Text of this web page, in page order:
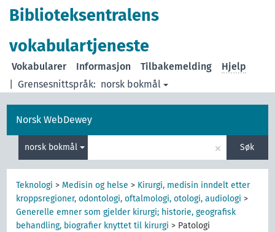
Biblioteksentralens
vokabulartjeneste
Grensesnittspråk: norsk bokmål
Vokabularer Informasjon Tilbakemelding Hjelp
Norsk WebDewey
norsk bokmål × Søk
Teknologi > Medisin og helse > Kirurgi, medisin inndelt etter
kroppsregioner, odontologi, oftalmologi, otologi, audiologi >
Generelle emner som gjelder kirurgi; historie, geografisk
behandling, biografier knyttet til kirurgi > Patologi